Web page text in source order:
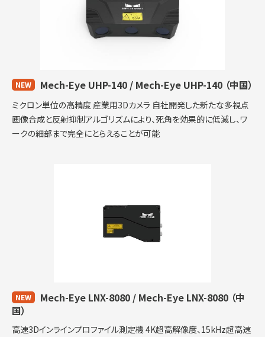
NEW Mech-Eye UHP-140 / Mech-Eye UHP-140 （中国）
ミクロン単位の高精度 産業用3Dカメラ 自社開発した新たな多視点
画像合成と反射抑制アルゴリズムにより、死角を効果的に低減し、ワ
ークの細部まで完全にとらえることが可能
NEW Mech-Eye LNX-8080 / Mech-Eye LNX-8080 （中
国）
高速3Dインラインプロファイル測定機 4K超高解像度、15kHz超高速